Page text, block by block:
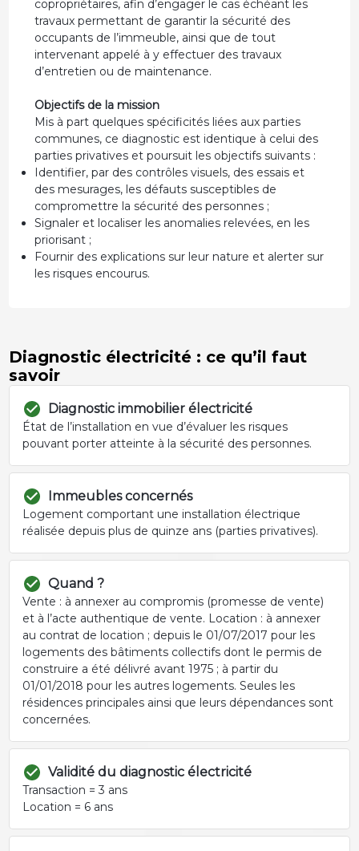
copropriétaires, afin d’engager le cas échéant les
travaux permettant de garantir la sécurité des
occupants de l’immeuble, ainsi que de tout
intervenant appelé à y effectuer des travaux
d’entretien ou de maintenance.
Objectifs de la mission
Mis à part quelques spécificités liées aux parties
communes, ce diagnostic est identique à celui des
parties privatives et poursuit les objectifs suivants :
Identifier, par des contrôles visuels, des essais et
des mesurages, les défauts susceptibles de
compromettre la sécurité des personnes ;
Signaler et localiser les anomalies relevées, en les
priorisant ;
Fournir des explications sur leur nature et alerter sur
les risques encourus.
Diagnostic électricité : ce qu’il faut
savoir
Diagnostic immobilier électricité
État de l’installation en vue d’évaluer les risques
pouvant porter atteinte à la sécurité des personnes.
Immeubles concernés
Logement comportant une installation électrique
réalisée depuis plus de quinze ans (parties privatives).
Quand ?
Vente : à annexer au compromis (promesse de vente)
et à l’acte authentique de vente. Location : à annexer
au contrat de location ; depuis le 01/07/2017 pour les
logements des bâtiments collectifs dont le permis de
construire a été délivré avant 1975 ; à partir du
01/01/2018 pour les autres logements. Seules les
résidences principales ainsi que leurs dépendances sont
concernées.
Validité du diagnostic électricité
Transaction = 3 ans
Location = 6 ans